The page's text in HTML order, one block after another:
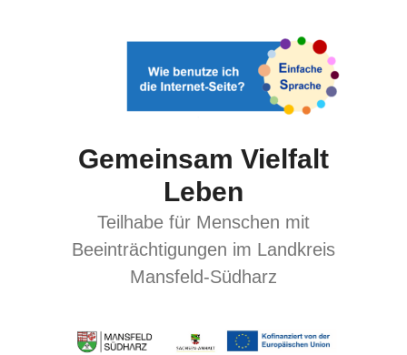
Gemeinsam Vielfalt
Leben
Teilhabe für Menschen mit
Beeinträchtigungen im Landkreis
Mansfeld-Südharz